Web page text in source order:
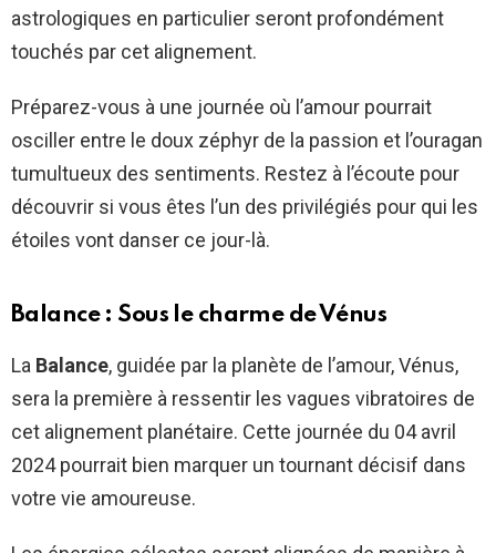
astrologiques en particulier seront profondément
touchés par cet alignement.
Préparez-vous à une journée où l’amour pourrait
osciller entre le doux zéphyr de la passion et l’ouragan
tumultueux des sentiments. Restez à l’écoute pour
découvrir si vous êtes l’un des privilégiés pour qui les
étoiles vont danser ce jour-là.
Balance : Sous le charme de Vénus
La Balance, guidée par la planète de l’amour, Vénus,
sera la première à ressentir les vagues vibratoires de
cet alignement planétaire. Cette journée du 04 avril
2024 pourrait bien marquer un tournant décisif dans
votre vie amoureuse.